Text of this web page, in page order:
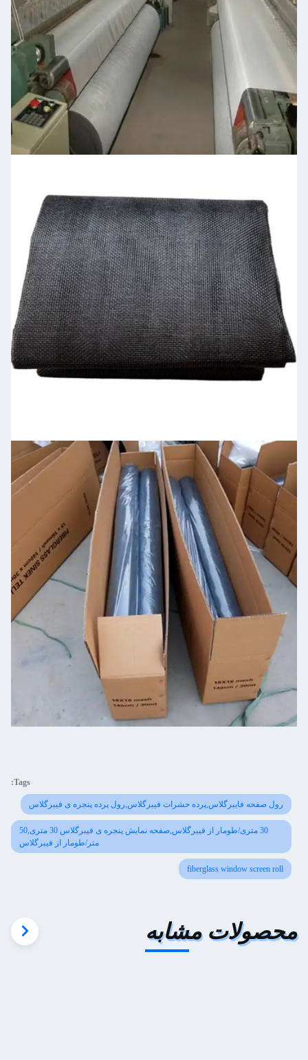
Tags:
رول صفحه فایبرگلاس,پرده حشرات فیبرگلاس,رول پرده پنجره ی فیبرگلاس
30 متری/طومار از فیبرگلاس,صفحه نمایش پنجره ی فیبرگلاس 30 متری,50
متر/طومار از فیبرگلاس
fiberglass window screen roll
محصولات مشابه